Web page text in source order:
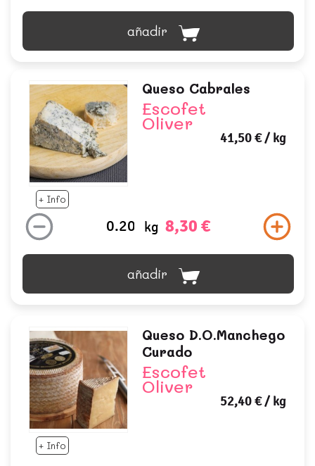
añadir
+ Info
Queso Cabrales
Escofet
Oliver
41,50 €/ kg
kg 8,30 €
añadir
+ Info
Queso D.o.manchego
Curado
Escofet
Oliver
52,40 €/ kg